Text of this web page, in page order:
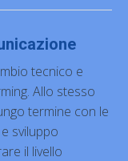
tecnico e
Allo stesso
termine con le
sviluppo
il livello